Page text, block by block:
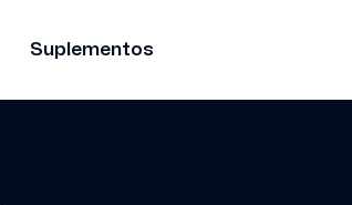
Suplementos